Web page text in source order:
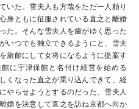
いた。雪夫人も方哉をただ一人頼り
身ともに征服されている直之と離婚
た。そんな雪夫人を歯がゆく思った
いつでも独立できるようにと、雪夫
旅館にして女将になるように提案す
に宇津保館と名付け経営を始める
くなった直之が乗り込んできて、経
やらせようとするのだった。雪夫人
婚を決意して直之を訪ね京都へ向か